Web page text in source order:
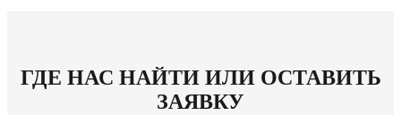
ГДЕ НАС НАЙТИ ИЛИ ОСТАВИТЬ
ЗАЯВКУ